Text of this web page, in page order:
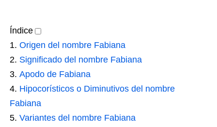
Índice
Origen del nombre Fabiana
Significado del nombre Fabiana
Apodo de Fabiana
Hipocorísticos o Diminutivos del nombre
Fabiana
Variantes del nombre Fabiana